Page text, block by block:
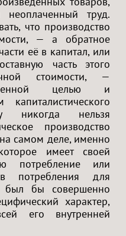
труд.
что производство
— а обратное
её в капитал, или
часть этого
стоимости, —
целью и
никогда нельзя
производство
самом деле, именно
имеет своей
потребление или
потребления для
был бы совершенно
характер,
его внутренней